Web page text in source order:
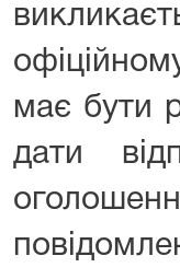
має бути
дати